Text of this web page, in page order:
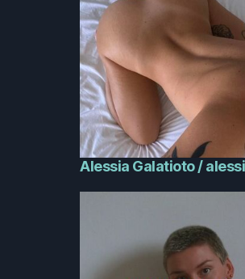
Alessia Galatioto /